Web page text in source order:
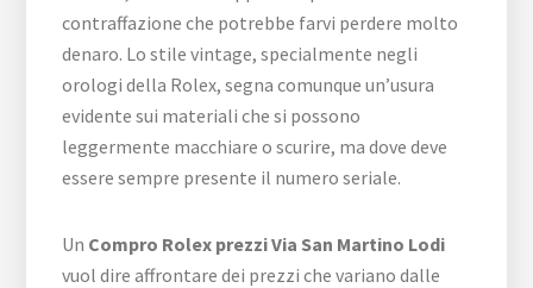
contraffazione che potrebbe farvi perdere molto
denaro. Lo stile vintage, specialmente negli
orologi della Rolex, segna comunque un’usura
evidente sui materiali che si possono
leggermente macchiare o scurire, ma dove deve
essere sempre presente il numero seriale.
Un Compro Rolex prezzi Via San Martino Lodi
vuol dire affrontare dei prezzi che variano dalle